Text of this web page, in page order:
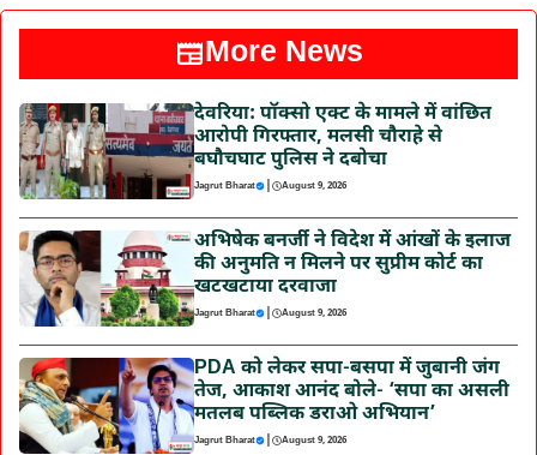
More News
देवरिया: पॉक्सो एक्ट के मामले में वांछित
आरोपी गिरफ्तार, मलसी चौराहे से
बघौचघाट पुलिस ने दबोचा
Jagrut Bharat | August 9, 2026
अभिषेक बनर्जी ने विदेश में आंखों के इलाज
की अनुमति न मिलने पर सुप्रीम कोर्ट का
खटखटाया दरवाजा
Jagrut Bharat | August 9, 2026
PDA को लेकर सपा-बसपा में जुबानी जंग
तेज, आकाश आनंद बोले- ‘सपा का असली
मतलब पब्लिक डराओ अभियान’
Jagrut Bharat | August 9, 2026